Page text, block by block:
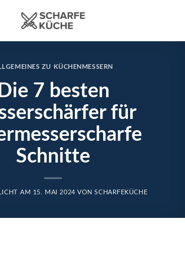
ZU KÜCHENMESSERN
Die 7 besten
für
Schnitte
AM 15. MAI 2024 VONSCHARFEKÜCHE